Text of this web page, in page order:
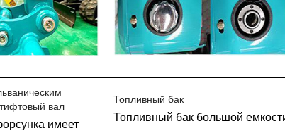
вал
имеет
Топливный бак
Топливный бак большой